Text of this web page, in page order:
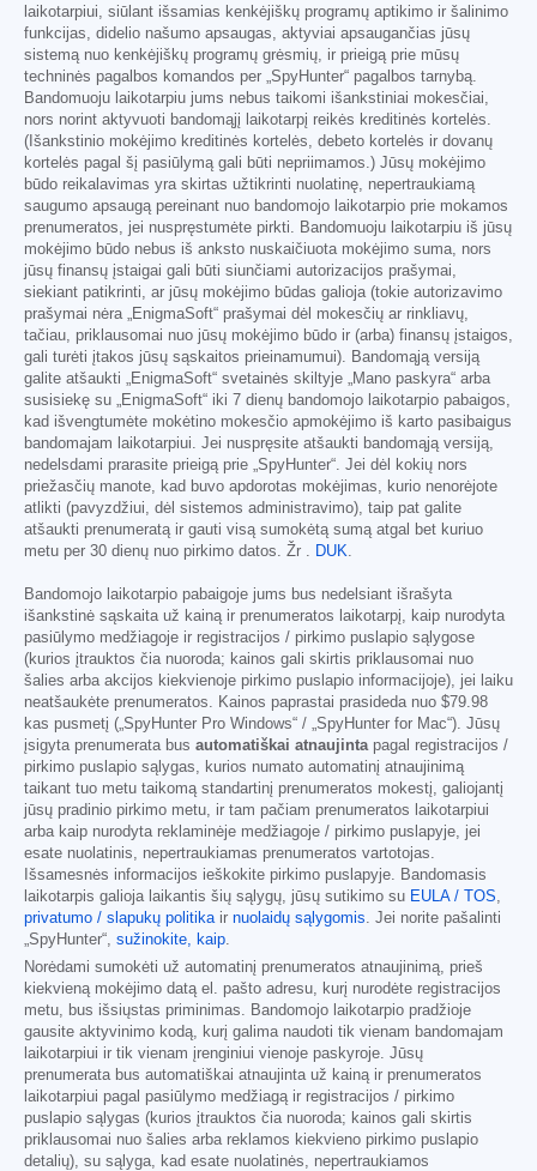
laikotarpiui, siūlant išsamias kenkėjiškų programų aptikimo ir šalinimo
funkcijas, didelio našumo apsaugas, aktyviai apsaugančias jūsų
sistemą nuo kenkėjiškų programų grėsmių, ir prieigą prie mūsų
techninės pagalbos komandos per „SpyHunter“ pagalbos tarnybą.
Bandomuoju laikotarpiu jums nebus taikomi išankstiniai mokesčiai,
nors norint aktyvuoti bandomąjį laikotarpį reikės kreditinės kortelės.
(Išankstinio mokėjimo kreditinės kortelės, debeto kortelės ir dovanų
kortelės pagal šį pasiūlymą gali būti nepriimamos.) Jūsų mokėjimo
būdo reikalavimas yra skirtas užtikrinti nuolatinę, nepertraukiamą
saugumo apsaugą pereinant nuo bandomojo laikotarpio prie mokamos
prenumeratos, jei nuspręstumėte pirkti. Bandomuoju laikotarpiu iš jūsų
mokėjimo būdo nebus iš anksto nuskaičiuota mokėjimo suma, nors
jūsų finansų įstaigai gali būti siunčiami autorizacijos prašymai,
siekiant patikrinti, ar jūsų mokėjimo būdas galioja (tokie autorizavimo
prašymai nėra „EnigmaSoft“ prašymai dėl mokesčių ar rinkliavų,
tačiau, priklausomai nuo jūsų mokėjimo būdo ir (arba) finansų įstaigos,
gali turėti įtakos jūsų sąskaitos prieinamumui). Bandomąją versiją
galite atšaukti „EnigmaSoft“ svetainės skiltyje „Mano paskyra“ arba
susisiekę su „EnigmaSoft“ iki 7 dienų bandomojo laikotarpio pabaigos,
kad išvengtumėte mokėtino mokesčio apmokėjimo iš karto pasibaigus
bandomajam laikotarpiui. Jei nuspręsite atšaukti bandomąją versiją,
nedelsdami prarasite prieigą prie „SpyHunter“. Jei dėl kokių nors
priežasčių manote, kad buvo apdorotas mokėjimas, kurio nenorėjote
atlikti (pavyzdžiui, dėl sistemos administravimo), taip pat galite
atšaukti prenumeratą ir gauti visą sumokėtą sumą atgal bet kuriuo
metu per 30 dienų nuo pirkimo datos. Žr .
DUK
Bandomojo laikotarpio pabaigoje jums bus nedelsiant išrašyta
išankstinė sąskaita už kainą ir prenumeratos laikotarpį, kaip nurodyta
pasiūlymo medžiagoje ir registracijos / pirkimo puslapio sąlygose
(kurios įtrauktos čia nuoroda; kainos gali skirtis priklausomai nuo
šalies arba akcijos kiekvienoje pirkimo puslapio informacijoje), jei laiku
neatšaukėte prenumeratos. Kainos paprastai prasideda nuo $79.98
kas pusmetį („SpyHunter Pro Windows“ / „SpyHunter for Mac“). Jūsų
įsigyta prenumerata bus automatiškai atnaujinta pagal registracijos /
pirkimo puslapio sąlygas, kurios numato automatinį atnaujinimą
taikant tuo metu taikomą standartinį prenumeratos mokestį, galiojantį
jūsų pradinio pirkimo metu, ir tam pačiam prenumeratos laikotarpiui
arba kaip nurodyta reklaminėje medžiagoje / pirkimo puslapyje, jei
esate nuolatinis, nepertraukiamas prenumeratos vartotojas.
Išsamesnės informacijos ieškokite pirkimo puslapyje. Bandomasis
laikotarpis galioja laikantis šių sąlygų, jūsų sutikimo su EULA / TOS
privatumo / slapukų politika ir nuolaidų sąlygomis . Jei norite pašalinti
„SpyHunter“, sužinokite, kaip
Norėdami sumokėti už automatinį prenumeratos atnaujinimą, prieš
kiekvieną mokėjimo datą el. pašto adresu, kurį nurodėte registracijos
metu, bus išsiųstas priminimas. Bandomojo laikotarpio pradžioje
gausite aktyvinimo kodą, kurį galima naudoti tik vienam bandomajam
laikotarpiui ir tik vienam įrenginiui vienoje paskyroje. Jūsų
prenumerata bus automatiškai atnaujinta už kainą ir prenumeratos
laikotarpiui pagal pasiūlymo medžiagą ir registracijos / pirkimo
puslapio sąlygas (kurios įtrauktos čia nuoroda; kainos gali skirtis
priklausomai nuo šalies arba reklamos kiekvieno pirkimo puslapio
detalių), su sąlyga, kad esate nuolatinės, nepertraukiamos